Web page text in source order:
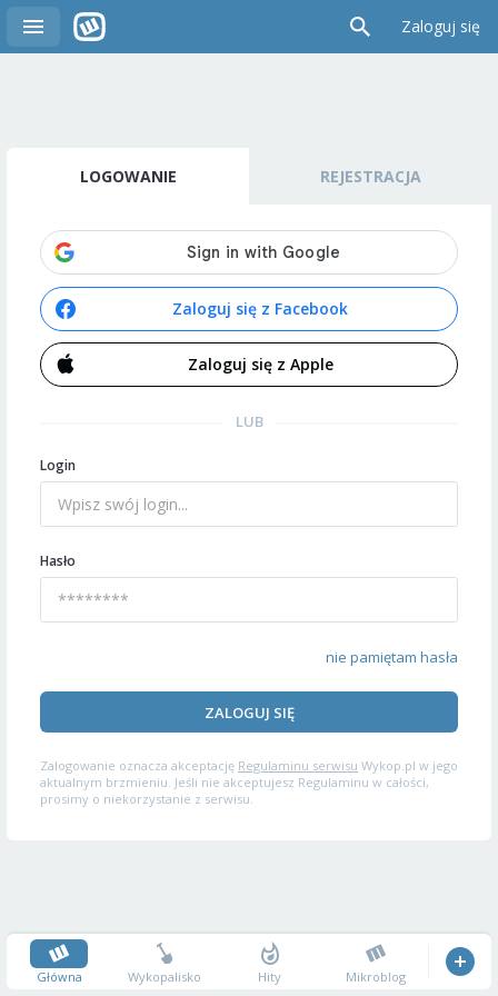
Zaloguj się
LOGOWANIE REJESTRACJA
Zaloguj się z Facebook
Zaloguj się z Apple
LUB
Login
Hasło
nie pamiętam hasła
ZALOGUJ SIĘ
Zalogowanie oznacza akceptację Regulaminu serwisu Wykop.pl w jego
aktualnym brzmieniu. Jeśli nie akceptujesz Regulaminu w całości,
prosimy o niekorzystanie z serwisu.
Główna Wykopalisko Hity Mikroblog